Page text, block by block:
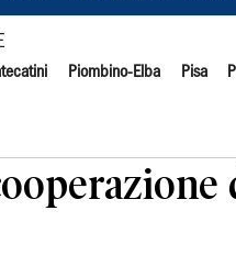
Piombino-Elba Pisa